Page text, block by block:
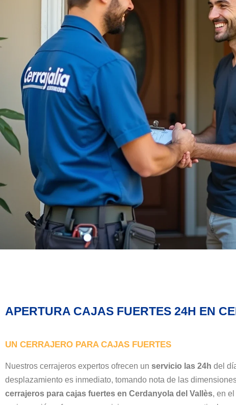
APERTURA CAJAS FUERTES 24H EN
UN CERRAJERO PARA CAJAS FUERTES
Nuestros cerrajeros expertos ofrecen un servicio las 24h del
desplazamiento es inmediato, tomando nota de las
cerrajeros para cajas fuertes en Cerdanyola del Vallès, en